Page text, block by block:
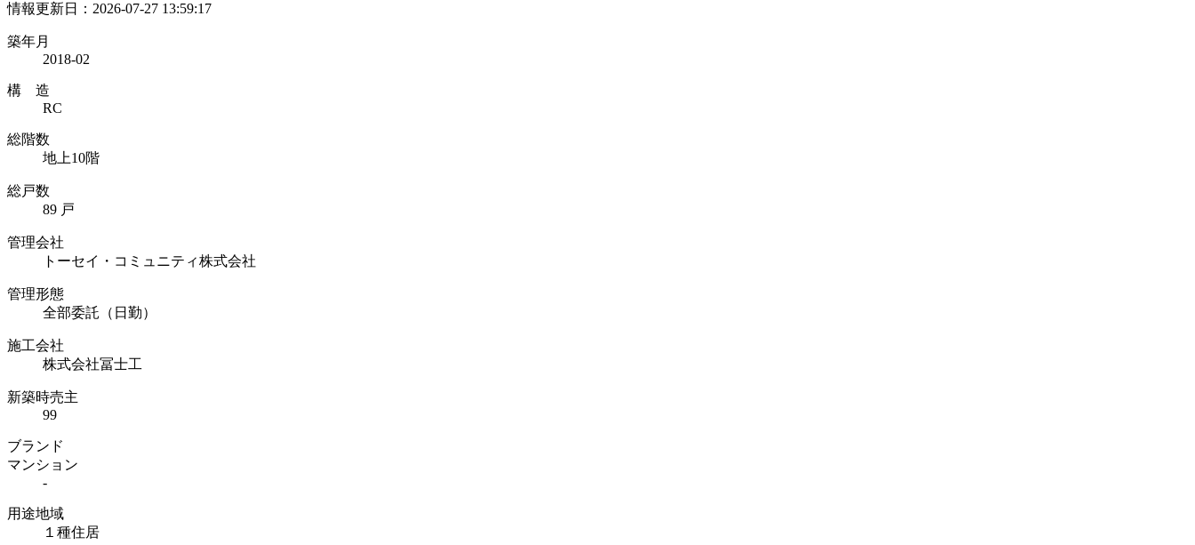
情報更新日：2026-07-27 13:59:17
築年月
2018-02
構 造
RC
総階数
地上10階
総戸数
89 戸
管理会社
トーセイ・コミュニティ株式会社
管理形態
全部委託（日勤）
施工会社
株式会社冨士工
新築時売主
99
ブランド
マンション
-
用途地域
１種住居